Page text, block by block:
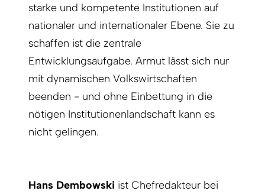
starke und kompetente Institutionen auf
nationaler und internationaler Ebene. Sie zu
schaffen ist die zentrale
Entwicklungsaufgabe. Armut lässt sich nur
mit dynamischen Volkswirtschaften
beenden - und ohne Einbettung in die
nötigen Institutionenlandschaft kann es
nicht gelingen.
Hans Dembowski ist Chefredakteur bei